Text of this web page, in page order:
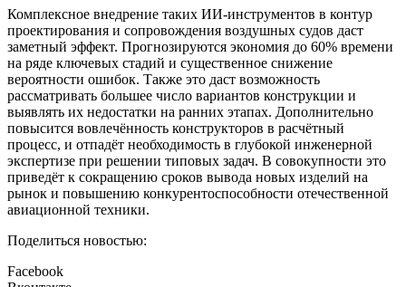
Комплексное внедрение таких ИИ‑инструментов в контур
проектирования и сопровождения воздушных судов даст
заметный эффект. Прогнозируются экономия до 60% времени
на ряде ключевых стадий и существенное снижение
вероятности ошибок. Также это даст возможность
рассматривать большее число вариантов конструкции и
выявлять их недостатки на ранних этапах. Дополнительно
повысится вовлечённость конструкторов в расчётный
процесс, и отпадёт необходимость в глубокой инженерной
экспертизе при решении типовых задач. В совокупности это
приведёт к сокращению сроков вывода новых изделий на
рынок и повышению конкурентоспособности отечественной
авиационной техники.
Поделиться новостью:
Facebook